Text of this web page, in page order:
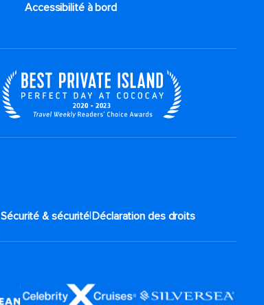
Accessibilité à bord​
Sécurité & sécurité|Déclaration des droits